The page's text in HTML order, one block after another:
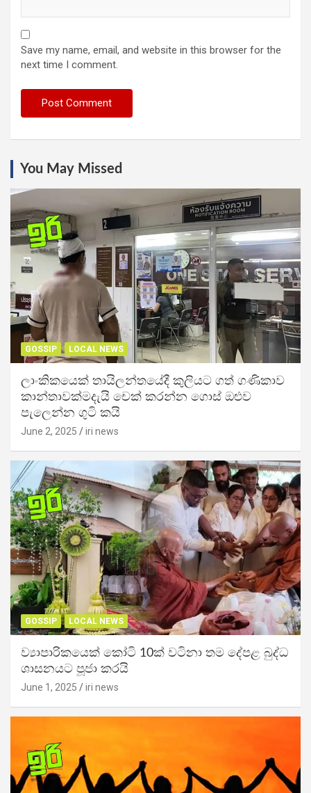
Save my name, email, and website in this browser for the
next time I comment.
You May Missed
GOSSIP LOCAL NEWS
ලාංකිකයෙක් තායිලන්තයේදී කුලියට ගත් ගණිකාව
කාන්තාවක්මදැයි චෙක් කරන්න ගොස් ඔළුව
පැලෙන්න ගුටි කයි
June 2, 2025 iri news
GOSSIP LOCAL NEWS
ව්‍යාපාරිකයෙක් කෝටි 10ක් වටිනා තම දේපළ බුද්ධ
ශාසනයට පූජා කරයි
June 1, 2025 iri news